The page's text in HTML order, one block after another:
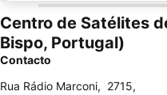
Centro de Satélites
Bispo, Portugal)
Contacto
Rua Rádio Marconi, 2715,